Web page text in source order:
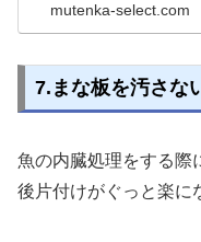
mutenka-select.com
7.まな板を汚さな
魚の内臓処理をする際
後片付けがぐっと楽に